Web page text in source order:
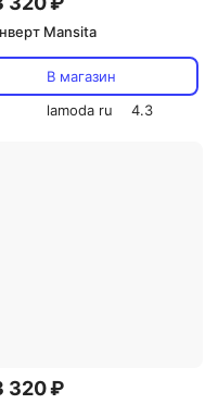
Mansita
В магазин
lamoda ru
4.3
320 ₽